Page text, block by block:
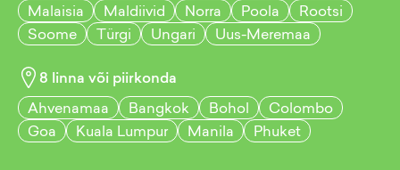
Malaisia
Maldiivid Norra Poola
Rootsi
Soome
Türgi Ungari Uus-Meremaa
8 linna või piirkonda
Ahvenamaa
Bangkok Bohol
Colombo
Goa
Kuala Lumpur Manila Phuket